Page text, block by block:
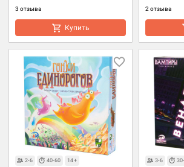
3 отзыва
Купить
2 отзыва
2-6 40-60 14+ 3-6